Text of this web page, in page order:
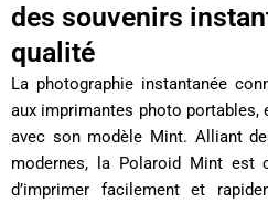
des souvenirs
qualité
La photographie instantanée
aux imprimantes photo portables,
avec son modèle Mint. Alliant
modernes, la Polaroid Mint est
d’imprimer facilement et